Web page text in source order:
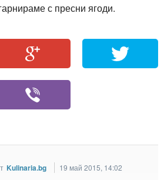
с пресни ягоди.
Kulinaria.bg
19 май 2015, 14:02